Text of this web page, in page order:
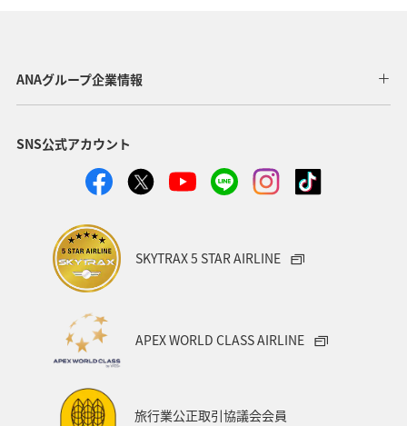
台湾 世界遺産 オセアニア 冬 イタリア
カナダ 香港
インドネシア ベルギー 川 自然・植物
スイス
フィリピン
マイルを使う
台北 シドニー
プレミアムメンバー
ANAグループ企業情報
SNS公式アカウント
SKYTRAX 5 STAR AIRLINE
APEX WORLD CLASS AIRLINE
旅行業公正取引協議会会員